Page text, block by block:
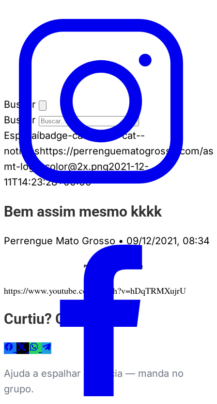
Buscar
Buscar
Espia aíbadge-cat badge-cat--
noticiashttps://perrenguematogrosso.com/
mt-logo-color@2x.png2021-12-
11T14:23:28+00:00
Bem assim mesmo kkkk
Perrengue Mato Grosso • 09/12/2021, 08:34
PUBLICIDADE Anuncie
https://www.youtube.com/watch?v=hDqTRMXujrU
Curtiu? Compartilhe
Ajuda a espalhar a notícia — manda no
grupo.